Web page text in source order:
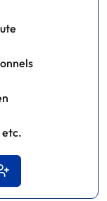
etc.